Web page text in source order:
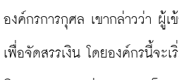
องค์กรการกุศล เขากล่าวว่า ผู้เ
เพื่อจัดสรรเงิน โดยองค์กรนี้จะเ